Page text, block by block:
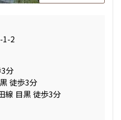
1DK〜1LDK
3LDK
1-2
分
徒歩3分
線 目黒 徒歩3分